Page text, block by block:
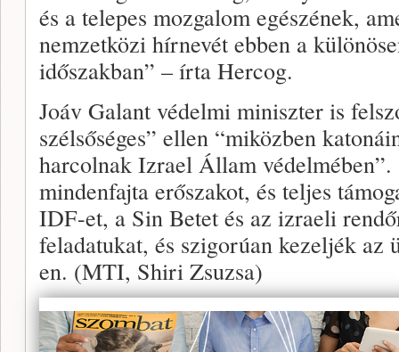
és a telepes mozgalom egészének,
nemzetközi hírnevét ebben a
időszakban” – írta Hercog.
Joáv Galant védelmi miniszter is
szélsőséges” ellen “miközben
harcolnak Izrael Állam
mindenfajta erőszakot, és teljes
IDF-et, a Sin Betet és az izraeli
feladatukat, és szigorúan kezeljék az
en. (MTI, Shiri Zsuzsa)